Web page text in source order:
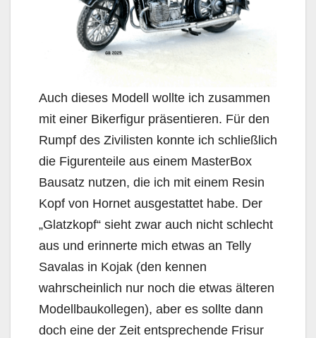
Auch dieses Modell wollte ich zusammen
mit einer Bikerfigur präsentieren. Für den
Rumpf des Zivilisten konnte ich schließlich
die Figurenteile aus einem MasterBox
Bausatz nutzen, die ich mit einem Resin
Kopf von Hornet ausgestattet habe. Der
„Glatzkopf“ sieht zwar auch nicht schlecht
aus und erinnerte mich etwas an Telly
Savalas in Kojak (den kennen
wahrscheinlich nur noch die etwas älteren
Modellbaukollegen), aber es sollte dann
doch eine der Zeit entsprechende Frisur